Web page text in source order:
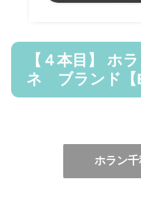
【４本目】 ホ
ネ ブランド【
ホラン